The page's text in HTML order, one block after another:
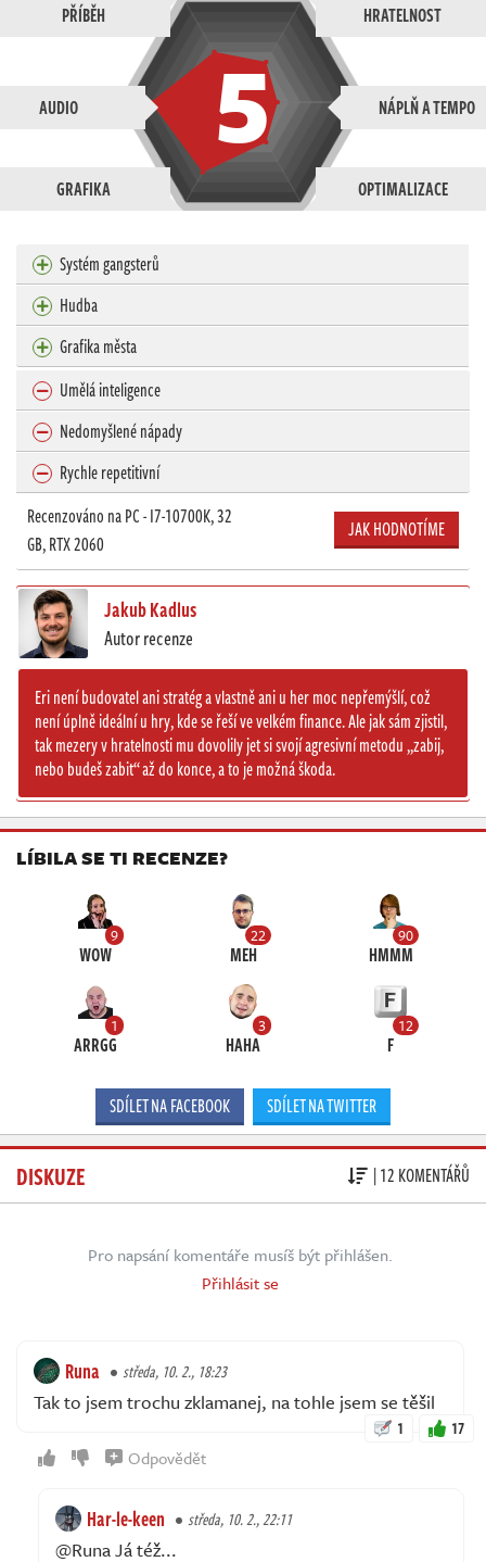
5
PŘÍBĚH HRATELNOST
NÁPLŇ A TEMPO
OPTIMALIZACE
GRAFIKA
AUDIO
Systém gangsterů
Hudba
Grafika města
Umělá inteligence
Nedomyšlené nápady
Rychle repetitivní
Recenzováno na PC - I7-10700K, 32
GB, RTX 2060
JAK HODNOTÍME
Jakub Kadlus
Autor recenze
Eri není budovatel ani stratég a vlastně ani u her moc nepřemýšlí, což
není úplně ideální u hry, kde se řeší ve velkém finance. Ale jak sám zjistil,
tak mezery v hratelnosti mu dovolily jet si svojí agresivní metodu „zabij,
nebo budeš zabit“ až do konce, a to je možná škoda.
LÍBILA SE TI RECENZE?
9
WOW
22
MEH
90
HMMM
1
ARRGG
3
HAHA
12
F
SDÍLET NA FACEBOOK SDÍLET NA TWITTER
DISKUZE | 12 KOMENTÁŘŮ
Pro napsání komentáře musíš být přihlášen.
Přihlásit se
Runa středa, 10. 2., 18:23
Tak to jsem trochu zklamanej, na tohle jsem se těšil
1 17
Odpovědět
Har-le-keen středa, 10. 2., 22:11
@Runa Já též...